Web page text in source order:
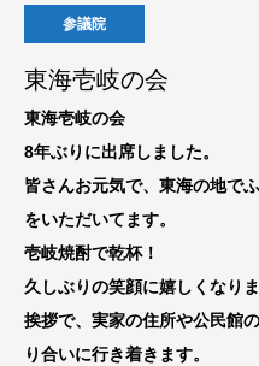
参議院
東海壱岐の会
東海壱岐の会
8年ぶりに出席しました。
皆さんお元気で、東海の地で
をいただいてます。
壱岐焼酎で乾杯！
久しぶりの笑顔に嬉しくなり
挨拶で、実家の住所や公民館
り合いに行き着きます。